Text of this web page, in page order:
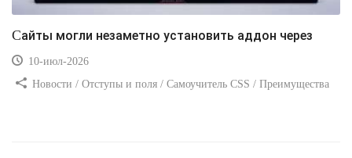
Сайты могли незаметно установить аддон через
10-июл-2026
Новости / Отступы и поля / Самоучитель CSS / Преимущества